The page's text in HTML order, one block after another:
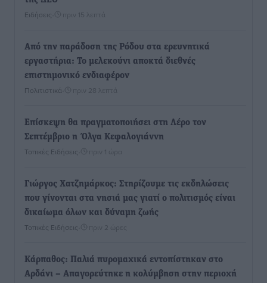
Ειδήσεις πριν 15 λεπτά
Από την παράδοση της Ρόδου στα ερευνητικά
εργαστήρια: Το μελεκούνι αποκτά διεθνές
επιστημονικό ενδιαφέρον
Πολιτιστικά πριν 28 λεπτά
Επίσκεψη θα πραγματοποιήσει στη Λέρο τον
Σεπτέμβριο η Όλγα Κεφαλογιάννη
Τοπικές Ειδήσεις πριν 1 ώρα
Γιώργος Χατζημάρκος: Στηρίζουμε τις εκδηλώσεις
που γίνονται στα νησιά μας γιατί ο πολιτισμός είναι
δικαίωμα όλων και δύναμη ζωής
Τοπικές Ειδήσεις πριν 2 ώρες
Κάρπαθος: Παλιά πυρομαχικά εντοπίστηκαν στο
Αρδάνι – Απαγορεύτηκε η κολύμβηση στην περιοχή